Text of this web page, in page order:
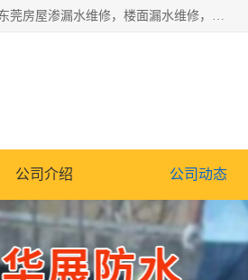
东莞市华展防水补漏装饰工程有限公司主要服务有：东莞防水补漏，东莞厂房防水补漏，东莞房屋渗漏水维修，楼面漏水维修，裂缝补漏，伸缩缝补漏，卫生间防水改造，厕所漏水补漏，外墙窗台补漏，电梯井堵漏，地下车库防水引水工程等
公司介绍 公司动态